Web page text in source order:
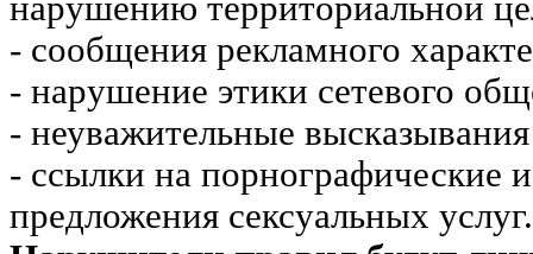
нарушению территориальной
- сообщения рекламного
- нарушение этики сетевого
- неуважительные
- ссылки на порнографические
предложения сексуальных услуг.